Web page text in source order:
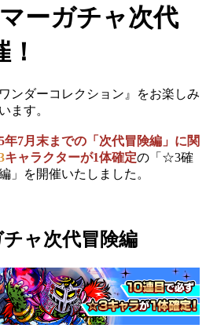
ーガチャ次代
ンダーコレクション』をお楽しみ
ます。
年7月末までの「次代冒険編」に関
キャラクターが1体確定の「☆3確
」を開催いたしました。
ャ次代冒険編